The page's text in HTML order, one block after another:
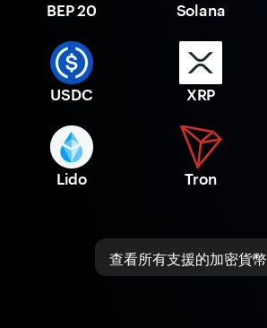
BEP 20 Solana
USDC XRP
Lido Tron
查看所有支援的加密貨幣